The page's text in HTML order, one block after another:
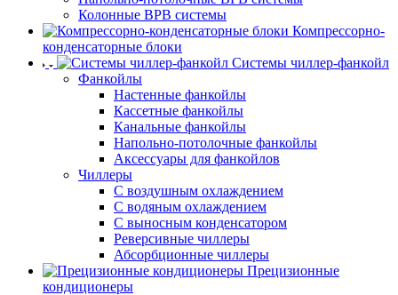
Колонные ВРВ системы
Компрессорно-
конденсаторные блоки
Системы чиллер-фанкойл
Фанкойлы
Настенные фанкойлы
Кассетные фанкойлы
Канальные фанкойлы
Напольно-потолочные фанкойлы
Аксессуары для фанкойлов
Чиллеры
С воздушным охлаждением
С водяным охлаждением
С выносным конденсатором
Реверсивные чиллеры
Абсорбционные чиллеры
Прецизионные
кондиционеры